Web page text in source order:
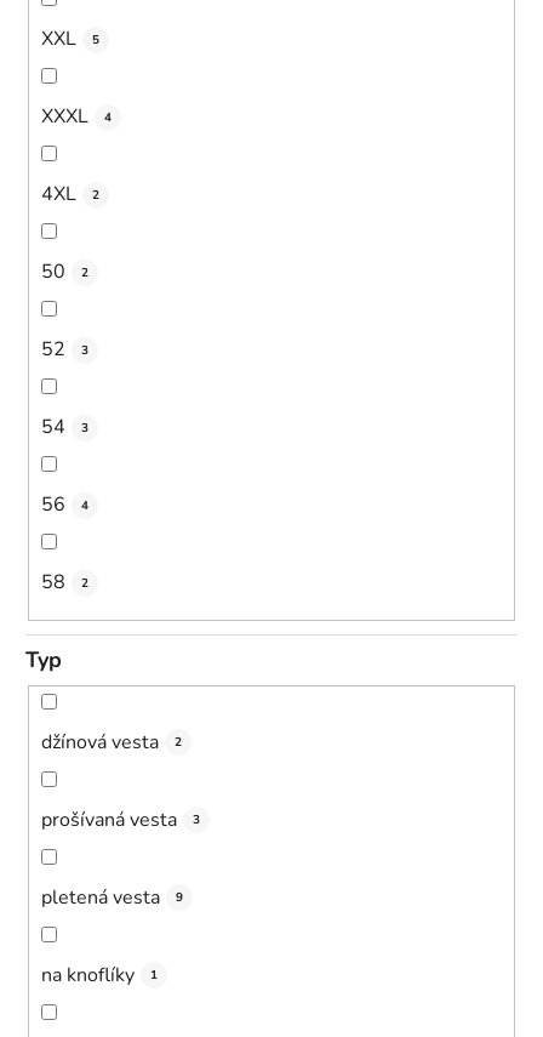
XXL 5
XXXL 4
4XL 2
50 2
52 3
54 3
56 4
58 2
Typ
džínová vesta 2
prošívaná vesta 3
pletená vesta 9
na knoflíky 1